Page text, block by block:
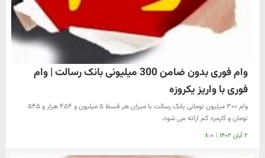
وام فوری بدون ضامن 300 میلیونی بانک رسالت | وام
فوری با واریز یکروزه
وام ۳۰۰ میلیون تومانی بانک رسالت با میزان هر قسط ۵ میلیون و ۴۵۴ هزار و ۵۴۵
تومان و کارمزد کم ارائه می شود.
۲ آبان ۱۴۰۲ | ۸:۰